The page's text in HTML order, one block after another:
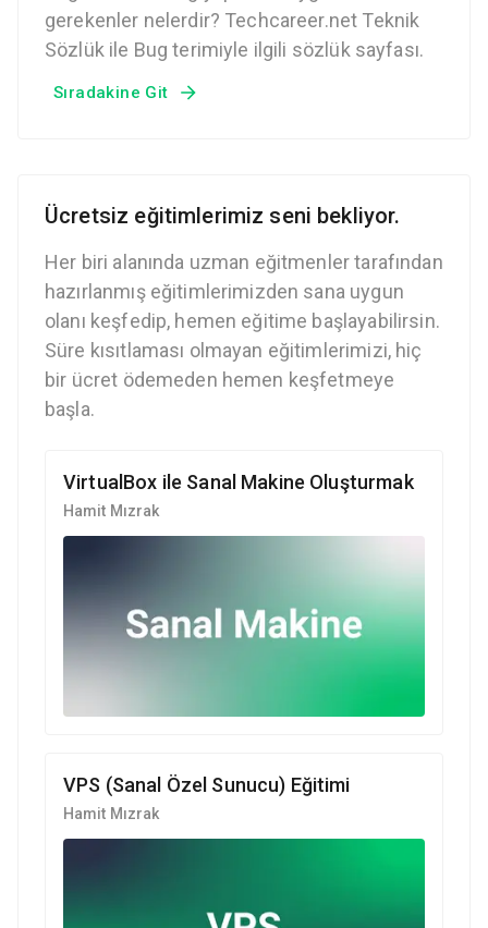
gerekenler nelerdir? Techcareer.net Teknik
Sözlük ile Bug terimiyle ilgili sözlük sayfası.
Sıradakine Git
Ücretsiz eğitimlerimiz seni bekliyor.
Her biri alanında uzman eğitmenler tarafından
hazırlanmış eğitimlerimizden sana uygun
olanı keşfedip, hemen eğitime başlayabilirsin.
Süre kısıtlaması olmayan eğitimlerimizi, hiç
bir ücret ödemeden hemen keşfetmeye
başla.
VirtualBox ile Sanal Makine Oluşturmak
Hamit Mızrak
VPS (Sanal Özel Sunucu) Eğitimi
Hamit Mızrak